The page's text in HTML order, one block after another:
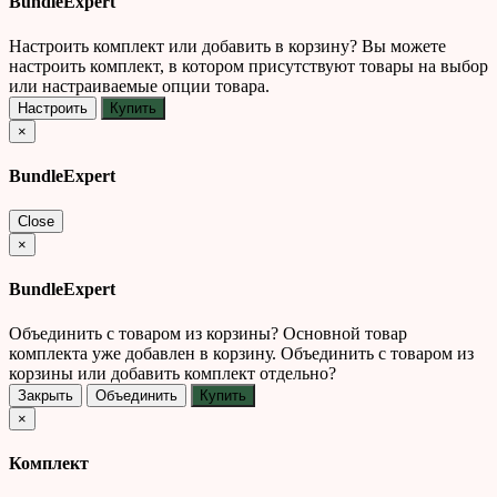
Настроить комплект или добавить в корзину? Вы можете
настроить комплект, в котором присутствуют товары на выбор
или настраиваемые опции товара.
Настроить
Купить
×
BundleExpert
Close
×
BundleExpert
Объединить с товаром из корзины? Основной товар
комплекта уже добавлен в корзину. Объединить с товаром из
корзины или добавить комплект отдельно?
Закрыть Объединить
Купить
×
Комплект